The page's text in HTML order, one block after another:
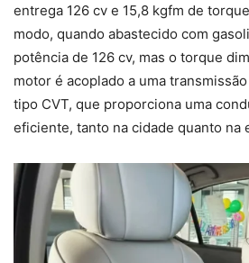
entrega 126 cv e 15,8 kgfm de
modo, quando abastecido com
potência de 126 cv, mas o torque
motor é acoplado a uma
tipo CVT, que proporciona uma
eficiente, tanto na cidade quanto na